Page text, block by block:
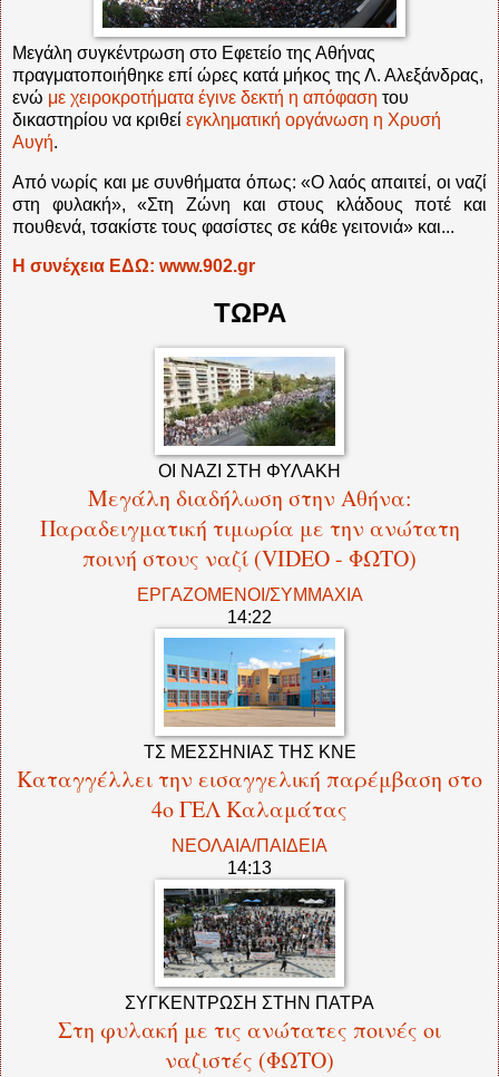
Μεγάλη συγκέντρωση στο Εφετείο της Αθήνας
πραγματοποιήθηκε επί ώρες κατά μήκος της Λ. Αλεξάνδρας,
ενώ με χειροκροτήματα έγινε δεκτή η απόφαση του
δικαστηρίου να κριθεί εγκληματική οργάνωση η Χρυσή
Αυγή.
Από νωρίς και με συνθήματα όπως: «Ο λαός απαιτεί, οι ναζί
στη φυλακή», «Στη Ζώνη και στους κλάδους ποτέ και
πουθενά, τσακίστε τους φασίστες σε κάθε γειτονιά» και...
Η συνέχεια ΕΔΩ: www.902.gr
ΤΩΡΑ
ΟΙ ΝΑΖΙ ΣΤΗ ΦΥΛΑΚΗ
Μεγάλη διαδήλωση στην Αθήνα:
Παραδειγματική τιμωρία με την ανώτατη
ποινή στους ναζί (VIDEO - ΦΩΤΟ)
ΕΡΓΑΖΟΜΕΝΟΙ/ΣΥΜΜΑΧΙΑ
14:22
ΤΣ ΜΕΣΣΗΝΙΑΣ ΤΗΣ ΚΝΕ
Καταγγέλλει την εισαγγελική παρέμβαση στο
4ο ΓΕΛ Καλαμάτας
ΝΕΟΛΑΙΑ/ΠΑΙΔΕΙΑ
14:13
ΣΥΓΚΕΝΤΡΩΣΗ ΣΤΗΝ ΠΑΤΡΑ
Στη φυλακή με τις ανώτατες ποινές οι
ναζιστές (ΦΩΤΟ)